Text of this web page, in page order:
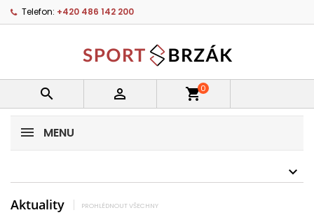
Telefon: +420 486 142 200
  shopping_cart0
MENU
Aktuality PROHLÉDNOUT VŠECHNY